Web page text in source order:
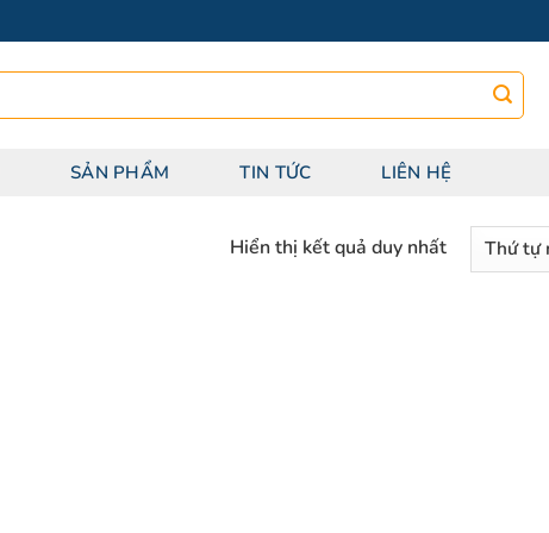
SẢN PHẨM TIN TỨC LIÊN HỆ
Hiển thị kết quả duy nhất